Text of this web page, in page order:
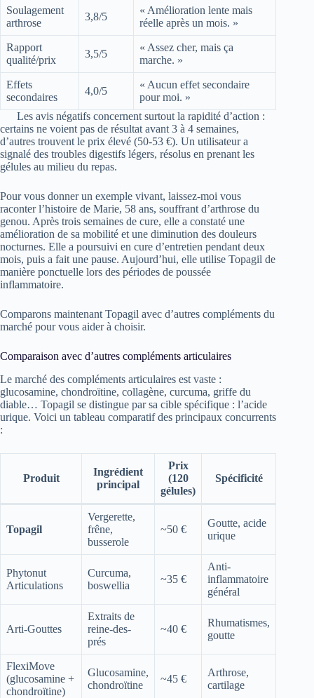
Soulagement
arthrose
3,8/5
« Amélioration lente mais
réelle après un mois. »
Rapport
qualité/prix
3,5/5
« Assez cher, mais ça
marche. »
Effets
secondaires
4,0/5
« Aucun effet secondaire
pour moi. »
Les avis négatifs concernent surtout la rapidité d’action :
certains ne voient pas de résultat avant 3 à 4 semaines,
d’autres trouvent le prix élevé (50-53 €). Un utilisateur a
signalé des troubles digestifs légers, résolus en prenant les
gélules au milieu du repas.
Pour vous donner un exemple vivant, laissez-moi vous
raconter l’histoire de Marie, 58 ans, souffrant d’arthrose du
genou. Après trois semaines de cure, elle a constaté une
amélioration de sa mobilité et une diminution des douleurs
nocturnes. Elle a poursuivi en cure d’entretien pendant deux
mois, puis a fait une pause. Aujourd’hui, elle utilise Topagil de
manière ponctuelle lors des périodes de poussée
inflammatoire.
Comparons maintenant Topagil avec d’autres compléments du
marché pour vous aider à choisir.
Comparaison avec d’autres compléments articulaires
Le marché des compléments articulaires est vaste :
glucosamine, chondroïtine, collagène, curcuma, griffe du
diable… Topagil se distingue par sa cible spécifique : l’acide
urique. Voici un tableau comparatif des principaux concurrents
:
Produit
Ingrédient
principal
Prix
(120
gélules)
Spécificité
Topagil
Vergerette,
frêne,
busserole
~50 €
Goutte, acide
urique
Phytonut
Articulations
Curcuma,
boswellia
~35 €
Anti-
inflammatoire
général
Arti-Gouttes
Extraits de
reine-des-
prés
~40 €
Rhumatismes,
goutte
FlexiMove
(glucosamine +
chondroïtine)
Glucosamine,
chondroïtine
~45 €
Arthrose,
cartilage